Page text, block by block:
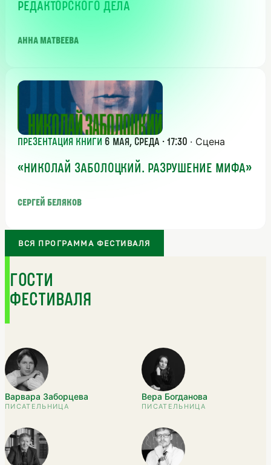
РЕДАКТОРСКОГО ДЕЛА
Анна Матвеева
Презентация книги 6 мая, среда · 17:30 · Сцена
«НИКОЛАЙ ЗАБОЛОЦКИЙ. РАЗРУШЕНИЕ МИФА»
Сергей Беляков
ВСЯ ПРОГРАММА ФЕСТИВАЛЯ
ГОСТИ
ФЕСТИВАЛЯ
Варвара Заборцева
ПИСАТЕЛЬНИЦА
Вера Богданова
ПИСАТЕЛЬНИЦА